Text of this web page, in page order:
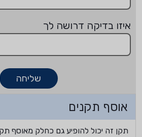
איזו בדיקה דרושה לך
שליחה
אוסף תקנים
תקן זה יכול להופיע גם כחלק מאוסף